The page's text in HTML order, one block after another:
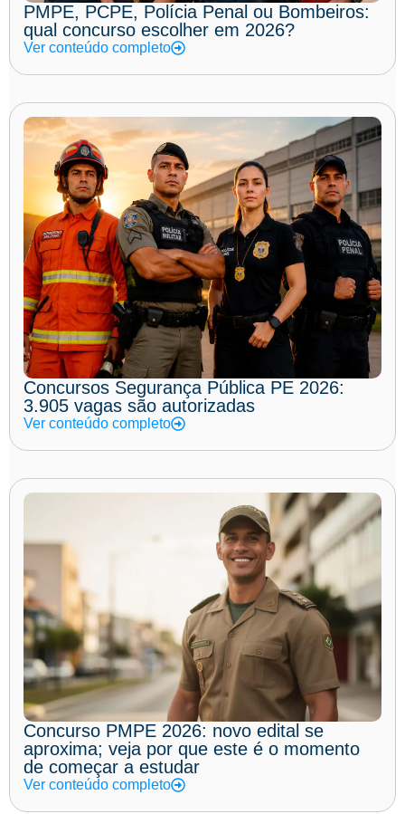
PMPE, PCPE, Polícia Penal ou Bombeiros:
qual concurso escolher em 2026?
Ver conteúdo completo
Concursos Segurança Pública PE 2026:
3.905 vagas são autorizadas
Ver conteúdo completo
Concurso PMPE 2026: novo edital se
aproxima; veja por que este é o momento
de começar a estudar
Ver conteúdo completo